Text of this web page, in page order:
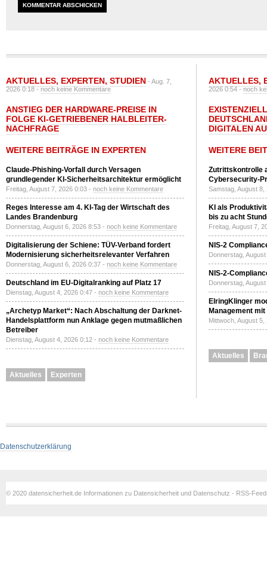
AKTUELLES, EXPERTEN, STUDIEN - Aug. 7,
2026 0:18 -noch keine Kommentare
ANSTIEG DER HARDWARE-PREISE IN
FOLGE KI-GETRIEBENER HALBLEITER-
NACHFRAGE
WEITERE BEITRÄGE IN EXPERTEN
Claude-Phishing-Vorfall durch Versagen
grundlegender KI-Sicherheitsarchitektur ermöglicht
Freitag, August 7, 2026 0:03 - noch keine Kommentare
Reges Interesse am 4. KI-Tag der Wirtschaft des
Landes Brandenburg
Donnerstag, August 6, 2026 8:53 - noch keine Kommentare
Digitalisierung der Schiene: TÜV-Verband fordert
Modernisierung sicherheitsrelevanter Verfahren
Donnerstag, August 6, 2026 0:37 - noch keine Kommentare
Deutschland im EU-Digitalranking auf Platz 17
Dienstag, August 4, 2026 0:47 - noch keine Kommentare
„Archetyp Market“: Nach Abschaltung der Darknet-
Handelsplattform nun Anklage gegen mutmaßlichen
Betreiber
Dienstag, August 4, 2026 0:12 - noch keine Kommentare
Aktuelles Experten
AKTUELLES,
2026 0:54 -noch
DIGITALEN
WEITERE
Zutrittskontrolle
Cybersecurity-
Samstag, August
KI als
bis zu acht
Freitag, August 7,
NIS-2
Donnerstag,
NIS-2-
Donnerstag,
ElringKlinger
Management
Mittwoch, August
Aktuelles
Datenschutzerklärung
© 2020 datensicherheit.de Informationen zu Datensicherheit und Datenschutz - RSS-